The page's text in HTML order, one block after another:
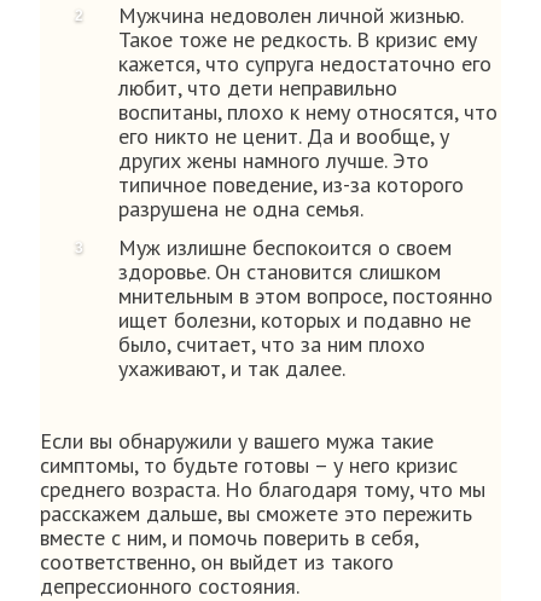
Мужчина недоволен личной жизнью.
Такое тоже не редкость. В кризис ему
кажется, что супруга недостаточно его
любит, что дети неправильно
воспитаны, плохо к нему относятся, что
его никто не ценит. Да и вообще, у
других жены намного лучше. Это
типичное поведение, из-за которого
разрушена не одна семья.
Муж излишне беспокоится о своем
здоровье. Он становится слишком
мнительным в этом вопросе, постоянно
ищет болезни, которых и подавно не
было, считает, что за ним плохо
ухаживают, и так далее.
Если вы обнаружили у вашего мужа такие
симптомы, то будьте готовы – у него кризис
среднего возраста. Но благодаря тому, что мы
расскажем дальше, вы сможете это пережить
вместе с ним, и помочь поверить в себя,
соответственно, он выйдет из такого
депрессионного состояния.